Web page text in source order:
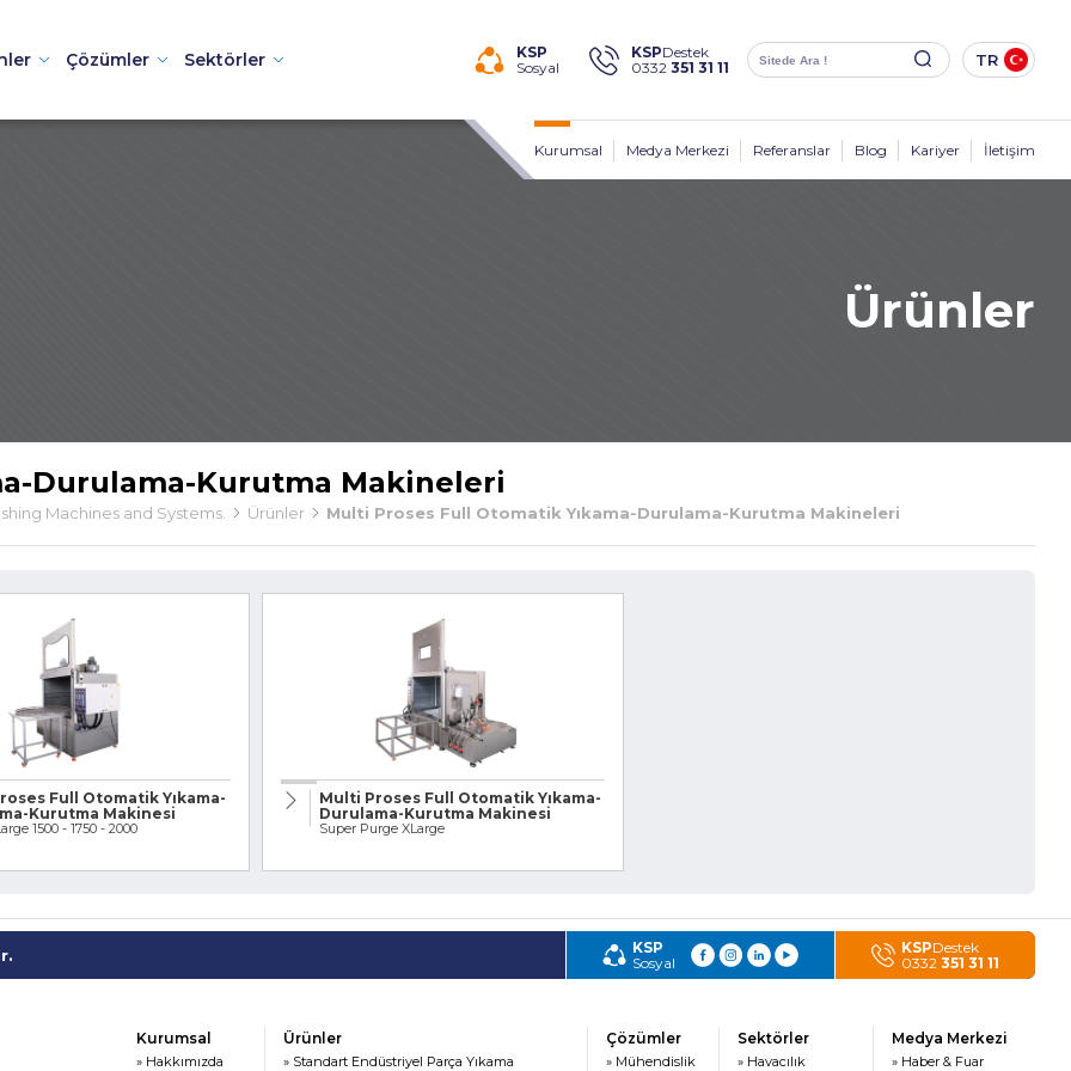
×
Sosyal Medya KSP Machine Konum
Sektörler
İletişim
Çözümler Sektörler
KSP
Sosyal
KSPDestek
0332 351 31 11 TR
Kurumsal Medya Merkezi Referanslar Blog Kariyer İletişim
Ürünler
Durulama-Kurutma Makineleri
Machines and Systems. Ürünler Multi Proses Full Otomatik Yıkama-Durulama-Kurutma Makineleri
Full Otomatik Yıkama-
Kurutma Makinesi
1500 - 1750 - 2000
Multi Proses Full Otomatik Yıkama-
Durulama-Kurutma Makinesi
Super Purge XLarge
KSP
Sosyal
KSPDestek
0332 351 31 11
Kurumsal
» Hakkımızda
Ürünler
» Standart Endüstriyel Parça Yıkama
Çözümler
» Mühendislik
Sektörler
» Havacılık
Medya Merkezi
» Haber & Fuar